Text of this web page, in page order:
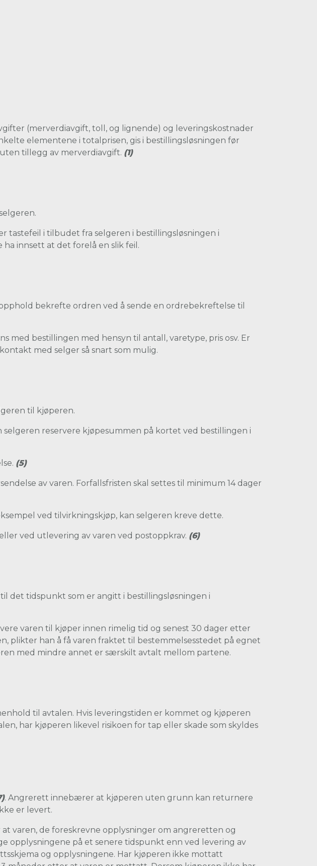
(merverdiavgift, toll, og lignende) og leveringskostnader
elementene i totalprisen, gis i bestillingsløsningen før
tillegg av merverdiavgift. (1)
tastefeil i tilbudet fra selgeren i bestillingsløsningen i
innsett at det forelå en slik feil.
bekrefte ordren ved å sende en ordrebekreftelse til
bestillingen med hensyn til antall, varetype, pris osv. Er
med selger så snart som mulig.
til kjøperen.
selgeren reservere kjøpesummen på kortet ved bestillingen i
(5)
av varen. Forfallsfristen skal settes til minimum 14 dager
ved tilvirkningskjøp, kan selgeren kreve dette.
ved utlevering av varen ved postoppkrav. (6)
det tidspunkt som er angitt i bestillingsløsningen i
varen til kjøper innen rimelig tid og senest 30 dager etter
plikter han å få varen fraktet til bestemmelsesstedet på egnet
med mindre annet er særskilt avtalt mellom partene.
til avtalen. Hvis leveringstiden er kommet og kjøperen
har kjøperen likevel risikoen for tap eller skade som skyldes
. Angrerett innebærer at kjøperen uten grunn kan returnere
er levert.
varen, de foreskrevne opplysninger om angreretten og
opplysningene på et senere tidspunkt enn ved levering av
og opplysningene. Har kjøperen ikke mottatt